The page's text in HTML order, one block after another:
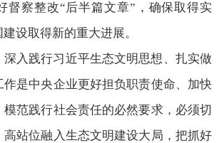
督察整改“后半篇文章”，确保取得实
设取得新的重大进展。
深入践行习近平生态文明思想、扎实做
是中央企业更好担负职责使命、加快
范践行社会责任的必然要求，必须切
高站位融入生态文明建设大局，把抓好